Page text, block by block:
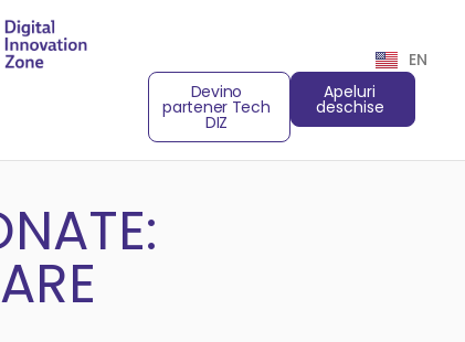
EN
Devino
partener Tech
DIZ
Apeluri
deschise